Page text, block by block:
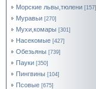
Морские львы,тюлени [157]
Муравьи [270]
Мухи,комары [301]
Насекомые [427]
Обезьяны [739]
Пауки [350]
Пингвины [104]
Псовые [675]